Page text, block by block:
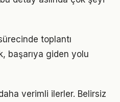
toplantı
başarıya giden yolu
verimli ilerler. Belirsiz